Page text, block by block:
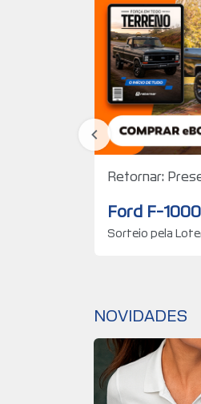
Retornar:
Ford F-
Sorteio pela
NOVIDADES